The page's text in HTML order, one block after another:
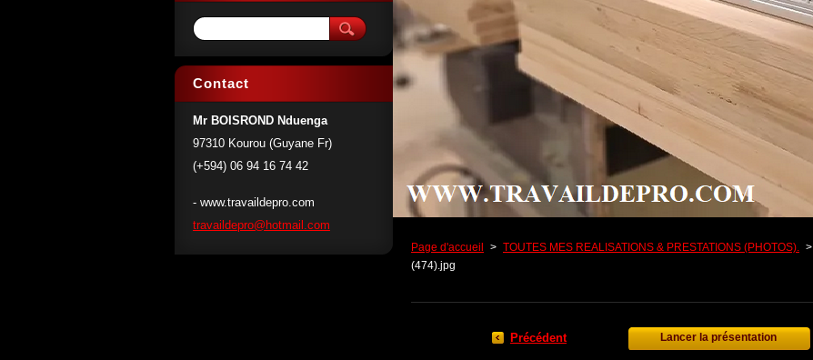
Page d'accueil > TOUTES MES REALISATIONS & PRESTATIONS (PHOTOS). >
(474).jpg
Précédent Lancer la présentation
Contact
Mr BOISROND Nduenga
97310 Kourou (Guyane Fr)
(+594) 06 94 16 74 42
- www.travaildepro.com
travaildepro@hotmail.com